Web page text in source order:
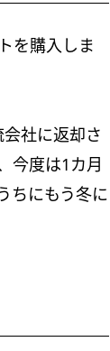
を購入しま
社に返却さ
今度は1カ月
ちにもう冬に